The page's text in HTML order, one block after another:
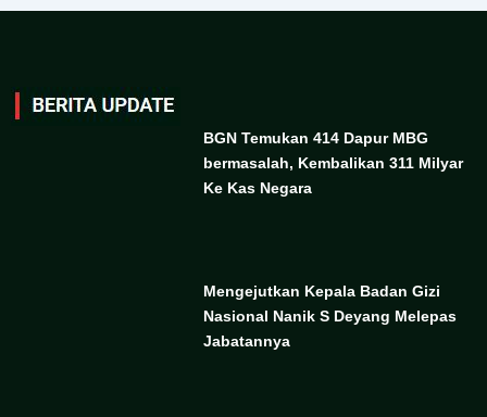
BGN Temukan 414 Dapur MBG
bermasalah, Kembalikan 311 Milyar
Ke Kas Negara
Mengejutkan Kepala Badan Gizi
Nasional Nanik S Deyang Melepas
Jabatannya